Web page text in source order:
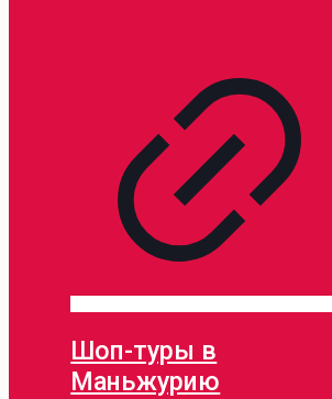
Шоп-туры в
Маньжурию